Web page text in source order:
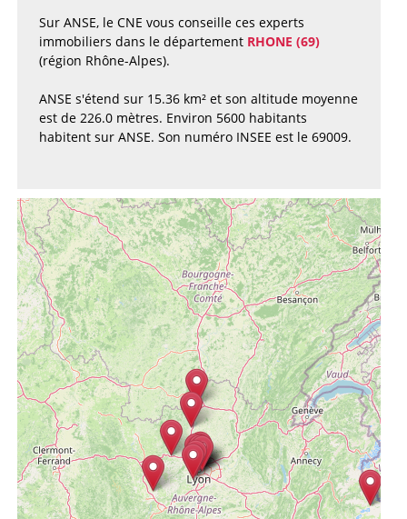
Sur ANSE, le CNE vous conseille ces experts
immobiliers dans le département RHONE (69)
(région Rhône-Alpes).
ANSE s'étend sur 15.36 km² et son altitude moyenne
est de 226.0 mètres. Environ 5600 habitants
habitent sur ANSE. Son numéro INSEE est le 69009.